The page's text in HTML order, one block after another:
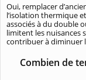
Oui, remplacer
l’isolation thermique
associés à du double
limitent les nuisances
contribuer à diminuer
Combien de